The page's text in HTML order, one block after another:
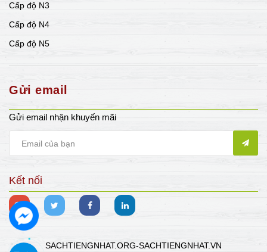
Cấp độ N3
Cấp độ N4
Cấp độ N5
Gửi email
Gửi email nhận khuyến mãi
Kết nối
SACHTIENGNHAT.ORG-SACHTIENGNHAT.VN